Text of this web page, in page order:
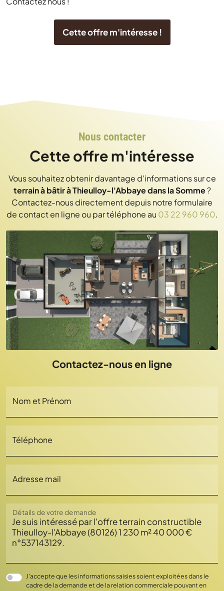
Cette offre m'intéresse !
Nous contacter
Cette offre m'intéresse
Vous souhaitez obtenir davantage d'informations sur ce
terrain à bâtir à Thieulloy-l'Abbaye dans la Somme?
Contactez-nous directement depuis notre formulaire
de contact en ligne ou par téléphone au 03 22 960 960.
Contactez-nous en ligne
Chargement...
Nom et Prénom
Téléphone
Adresse mail
Détails de votre demande
J'accepte que les informations saisies soient exploitées dans le
cadre de la demande et de la relation commerciale pouvant en